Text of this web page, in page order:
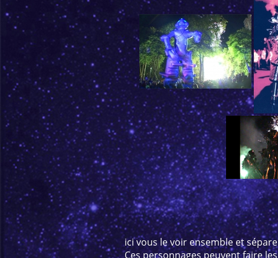
ici vous le voir ensemble et sépare
Ces personnages peuvent faire